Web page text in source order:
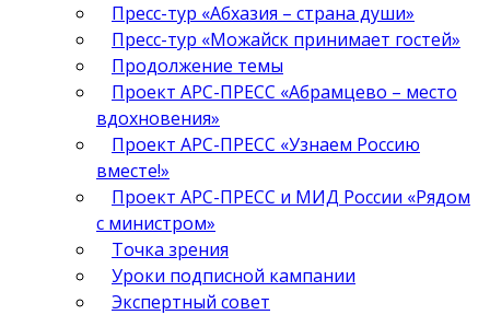
Пресс-тур «Абхазия – страна души»
Пресс-тур «Можайск принимает гостей»
Продолжение темы
Проект АРС-ПРЕСС «Абрамцево – место
вдохновения»
Проект АРС-ПРЕСС «Узнаем Россию
вместе!»
Проект АРС-ПРЕСС и МИД России «Рядом
с министром»
Точка зрения
Уроки подписной кампании
Экспертный совет